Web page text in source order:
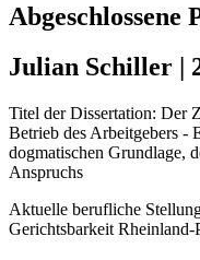
Abgeschlossene
Julian Schiller |
Titel der Dissertation: Der
Betrieb des Arbeitgebers -
dogmatischen Grundlage,
Anspruchs
Aktuelle berufliche
Gerichtsbarkeit